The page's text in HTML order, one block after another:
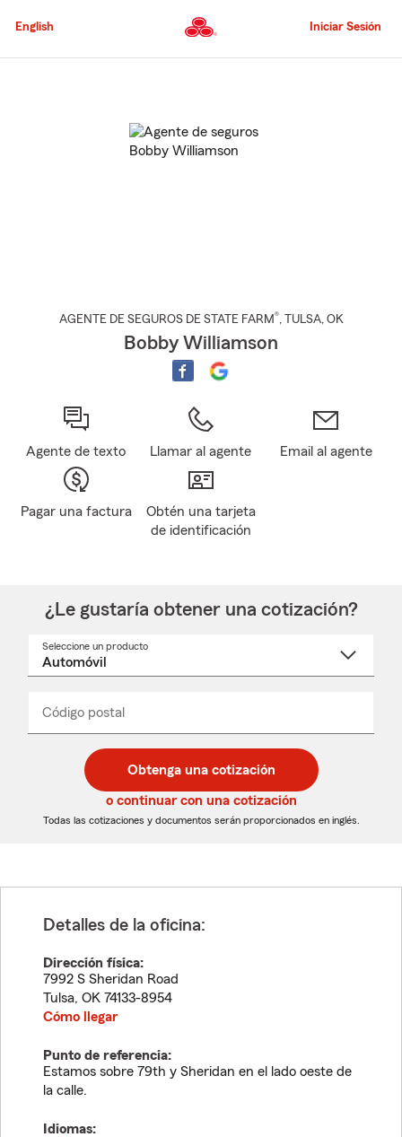
al
principal
English Iniciar Sesión
AGENTE DE SEGUROS DE STATE FARM®, TULSA, OK
Bobby Williamson
Agente de texto Llamar al agente Email al agente
Pagar una factura
Obtén una tarjeta
de identificación
¿Le gustaría obtener una cotización?
Seleccione un producto
desplegable
Código postal
de
5
dígitos
de
5
dígitos
_____
Obtenga una cotización
o continuar con una cotización
Todas las cotizaciones y documentos serán proporcionados en inglés.
Detalles de la oficina:
Dirección física:
7992 S Sheridan Road
Tulsa, OK 74133-8954
Cómo llegar
Punto de referencia:
Estamos sobre 79th y Sheridan en el lado oeste de
la calle.
Idiomas: